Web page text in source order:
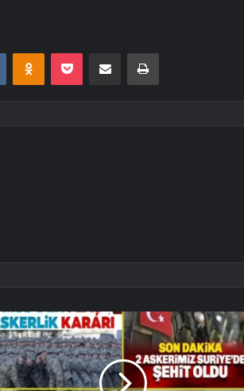
VKontakteOdnoklassniki
Pocket E-Posta ile paylaş Yazdır